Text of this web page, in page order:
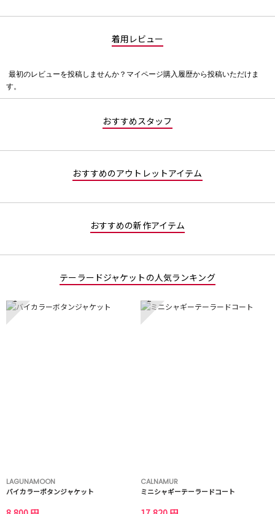
着用レビュー
評
価
最初のレビューを投稿しませんか？マイページ購入履歴から投稿いただけま
す。
おすすめスタッフ
おすすめのアウトレットアイテム
おすすめの新作アイテム
テーラードジャケットの人気ランキング
1
LAGUNAMOON
バイカラーボタンジャケット
2
CALNAMUR
ミニシャギーテーラードコート